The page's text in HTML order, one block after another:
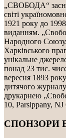
„СВОБОДА“
світі
1921 року до
виданням.
Народного
Харківського
унікальне
понад 23 тис.
вересня 1893
дитячого
друкарнею
10, Parsippany, NJ
СПОНЗОРИ